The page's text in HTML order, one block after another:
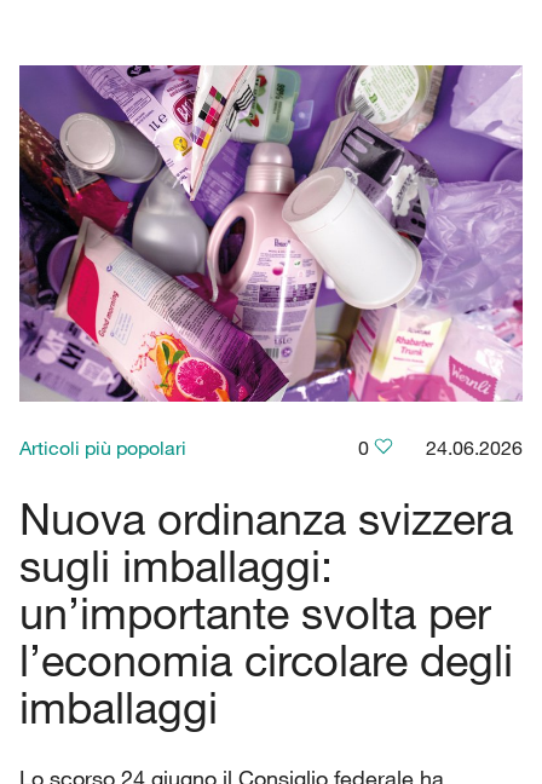
Articoli più popolari 0 24.06.2026
Nuova ordinanza svizzera
sugli imballaggi:
un’importante svolta per
l’economia circolare degli
imballaggi
Lo scorso 24 giugno il Consiglio federale ha